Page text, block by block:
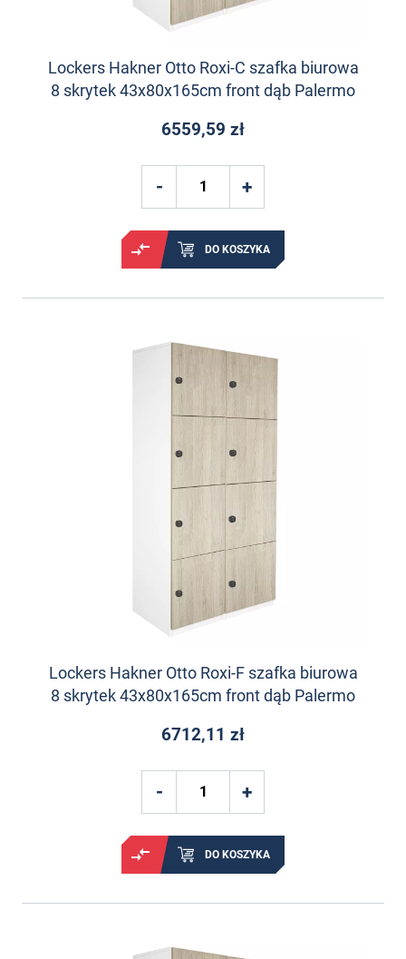
Lockers Hakner Otto Roxi-C szafka biurowa
8 skrytek 43x80x165cm front dąb Palermo
6559,59 zł
DO KOSZYKA
Lockers Hakner Otto Roxi-F szafka biurowa
8 skrytek 43x80x165cm front dąb Palermo
6712,11 zł
DO KOSZYKA